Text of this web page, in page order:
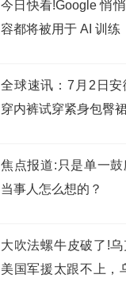
今日快看!Google 悄
容都将被用于 AI 训练
全球速讯：7月2日
穿内裤试穿紧身包臀
焦点报道:只是单一
当事人怎么想的？
大吹法螺牛皮破了!
美国军援太跟不上，